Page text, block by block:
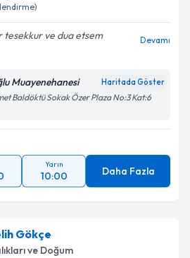
ve dua etsem
Devamı
Muayenehanesi Haritada Göster
Baldöktü Sokak Özer Plaza No:3 Kat:6
Yarın
10:00 Daha Fazla
Gökçe
ve Doğum